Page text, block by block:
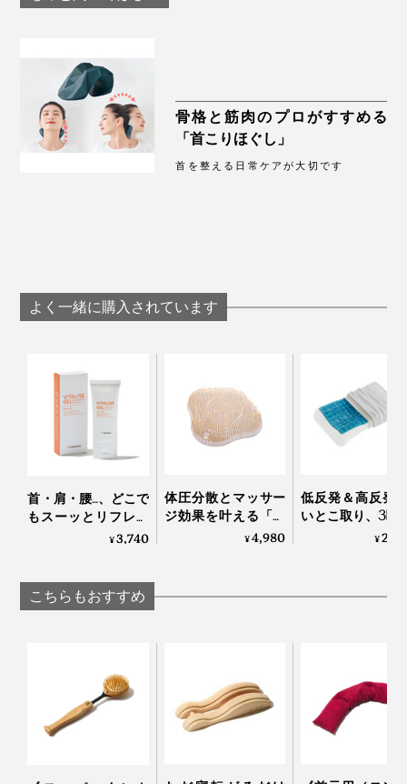
もうひとつが、耳の裏側から鎖骨についている「胸鎖乳
突筋（きょうさにゅうとつきん）」。ここをほぐすに
『P:REST』なら、頭を床につけて首をそらせるように
確で深いストレッチができる設計です。
る時に、腰に当てるのもお気に入り。自然に背筋が伸び
て、腰の押圧にもいい感じです！
骨格と筋肉のプロがすすめる
「首こりほぐし」
首を整える日常ケアが大切です
よく一緒に購入されています
首・肩・腰…、どこで
もスーッとリフレッ
シュする「バイタラ
¥3,740
体圧分散とマッサー
ジ効果を叶える「バ
スタブクッション」
¥4,980
低反発＆高反発
いとこ取り、3D
ルキューブの「
¥
こちらもおすすめ